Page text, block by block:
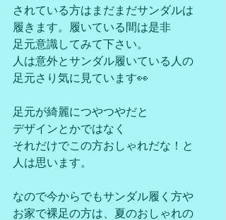
されている方はまだまだサンダルは
履きます。履いている間は是非
足元意識してみて下さい。
人は意外とサンダル履いている人の
足元さり気に見ています👀
足元が綺麗につやつやだと
デザインとかではなく
それだけでこの方おしゃれだな！と
人は思います。
なので今からでもサンダル履く方や
お家で裸足の方は、夏のおしゃれの